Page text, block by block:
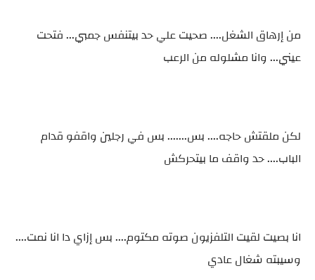
من إرهاق الشغل.... صحيت علي حد بيتنفس جمبي... فتحت
عيني... وانا مشلوله من الرعب
لكن ملقتش حاجه.... بس....... بس في رجلين واقفو قدام
الباب.... حد واقف ما بيتحركش
انا بصيت لقيت التلفزيون صوته مكتوم.... بس إزاي دا انا نمت....
وسيبته شغال عادي